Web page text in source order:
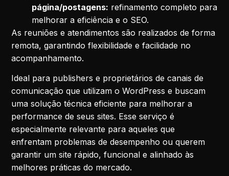
página/postagens: refinamento completo para
melhorar a eficiência e o SEO.
As reuniões e atendimentos são realizados de forma
remota, garantindo flexibilidade e facilidade no
acompanhamento.
Ideal para publishers e proprietários de canais de
comunicação que utilizam o WordPress e buscam
uma solução técnica eficiente para melhorar a
performance de seus sites. Esse serviço é
especialmente relevante para aqueles que
enfrentam problemas de desempenho ou querem
garantir um site rápido, funcional e alinhado às
melhores práticas do mercado.